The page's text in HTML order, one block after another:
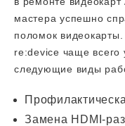
мастера успешно
поломок
re:device чаще всего
следующие виды
Замена HDMI-